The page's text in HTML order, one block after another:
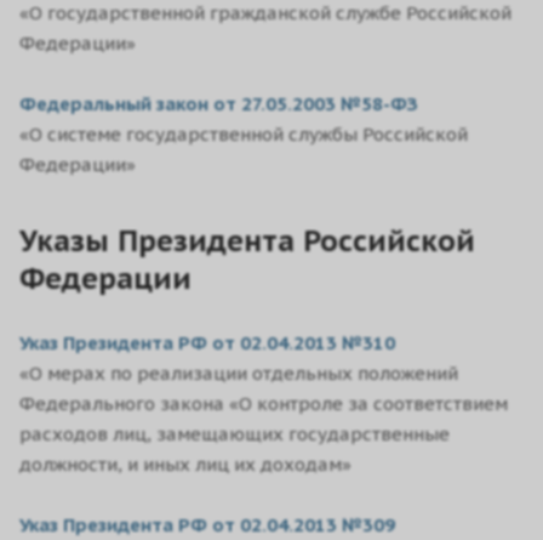
«О государственной гражданской службе Российской
Федерации»
Федеральный закон от 27.05.2003 №58-ФЗ
«О системе государственной службы Российской
Федерации»
Указы Президента Российской
Федерации
Указ Президента РФ от 02.04.2013 №310
«О мерах по реализации отдельных положений
Федерального закона «О контроле за соответствием
расходов лиц, замещающих государственные
должности, и иных лиц их доходам»
Указ Президента РФ от 02.04.2013 №309